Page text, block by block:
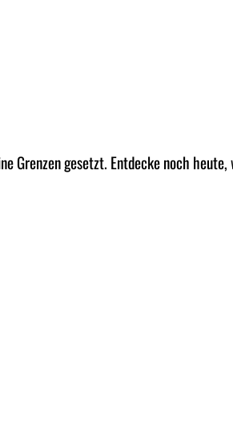
Grenzen gesetzt. Entdecke noch